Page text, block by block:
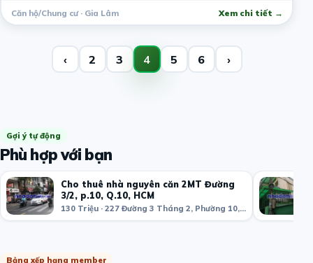
Căn hộ/Chung cư · Gia Lâm Xem chi tiết →
‹ 2 3 4 5 6 ›
Gợi ý tự động
Phù hợp với bạn
Cho thuê nhà nguyên căn 2MT Đường
3/2, p.10, Q.10, HCM
130 Triệu · 227 Đường 3 Tháng 2, Phường 10, Quận 10, Hồ Chí Minh, Việt Nam
Bảng xếp hạng member